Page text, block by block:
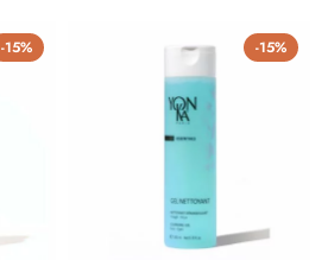
-15% -15%